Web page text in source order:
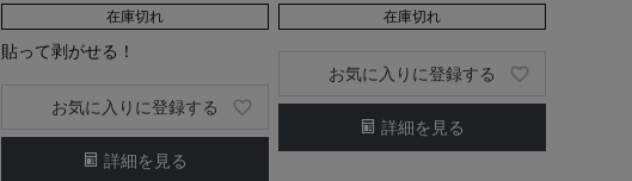
在庫切れ
貼って剥がせる！
詳細を見る
お気に入りに登録する
在庫切れ
詳細を見る
お気に入りに登録する